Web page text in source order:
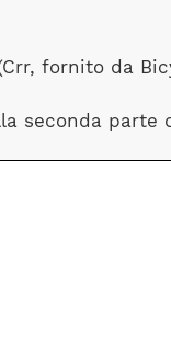
fornito da
seconda parte